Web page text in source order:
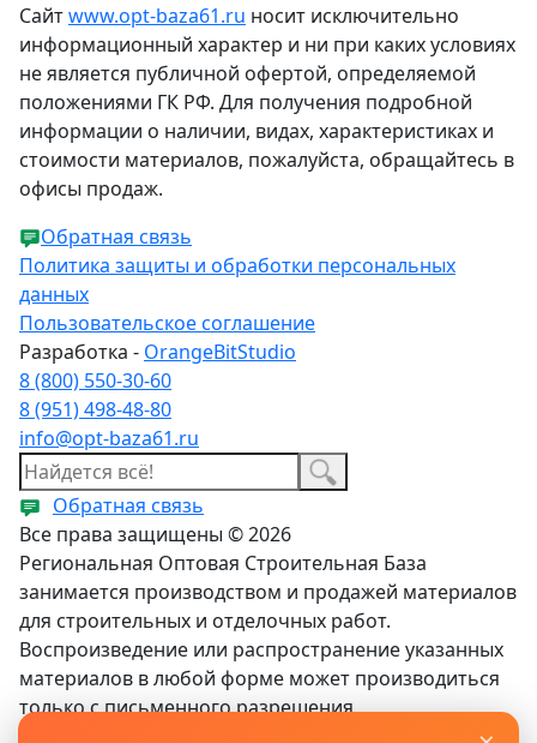
Сайтwww.opt-baza61.ru носит исключительно
информационный характер и ни при каких условиях
не является публичной офертой, определяемой
положениями ГК РФ. Для получения подробной
информации о наличии, видах, характеристиках и
стоимости материалов, пожалуйста, обращайтесь в
офисы продаж.
Обратная связь
Политика защиты и обработки персональных
данных
Пользовательское соглашение
Разработка - OrangeBitStudio
8 (800) 550-30-60
8 (951) 498-48-80
info@opt-baza61.ru
Обратная связь
Все права защищены © 2026
Региональная Оптовая Строительная База
занимается производством и продажей материалов
для строительных и отделочных работ.
Воспроизведение или распространение указанных
материалов в любой форме может производиться
только с письменного разрешения
правообладателя. При использовании ссылка на